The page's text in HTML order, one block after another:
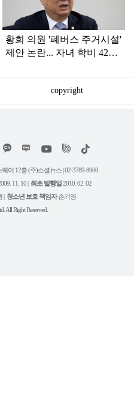
황희 의원 '폐버스 주거시설'
제안 논란... 자녀 학비 4200
copyright
위
트
유
튜
틱
어 12층 (주)소셜뉴스 | 02-3789-8900
11. 10 | 최초 발행일2010. 02. 02
| 청소년 보호 책임자손기영
All Right Reserved.